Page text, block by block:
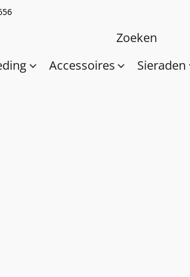
Accessoires Sieraden